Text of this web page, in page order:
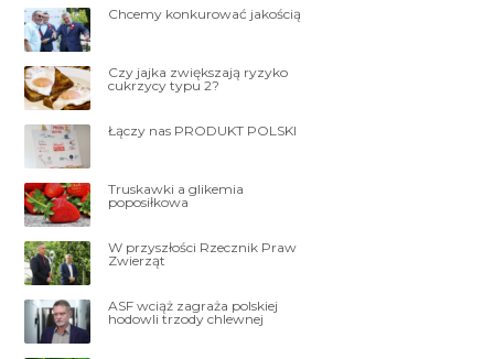
Chcemy konkurować jakością
Czy jajka zwiększają ryzyko
cukrzycy typu 2?
Łączy nas PRODUKT POLSKI
Truskawki a glikemia
poposiłkowa
W przyszłości Rzecznik Praw
Zwierząt
ASF wciąż zagraża polskiej
hodowli trzody chlewnej